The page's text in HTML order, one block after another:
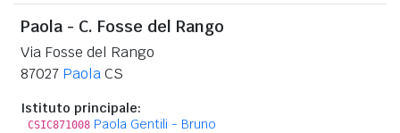
Paola - C. Fosse del Rango
Via Fosse del Rango
87027 PaolaCS
Istituto principale:
CSIC871008 Paola Gentili - Bruno